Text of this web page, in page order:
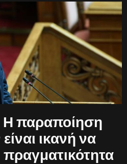
Η παραποίηση
ικανή να